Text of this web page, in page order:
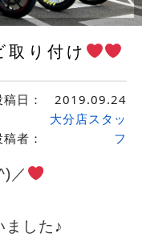
取り付け
日： 2019.09.24
者：
大分店スタッ
フ
／
ました♪